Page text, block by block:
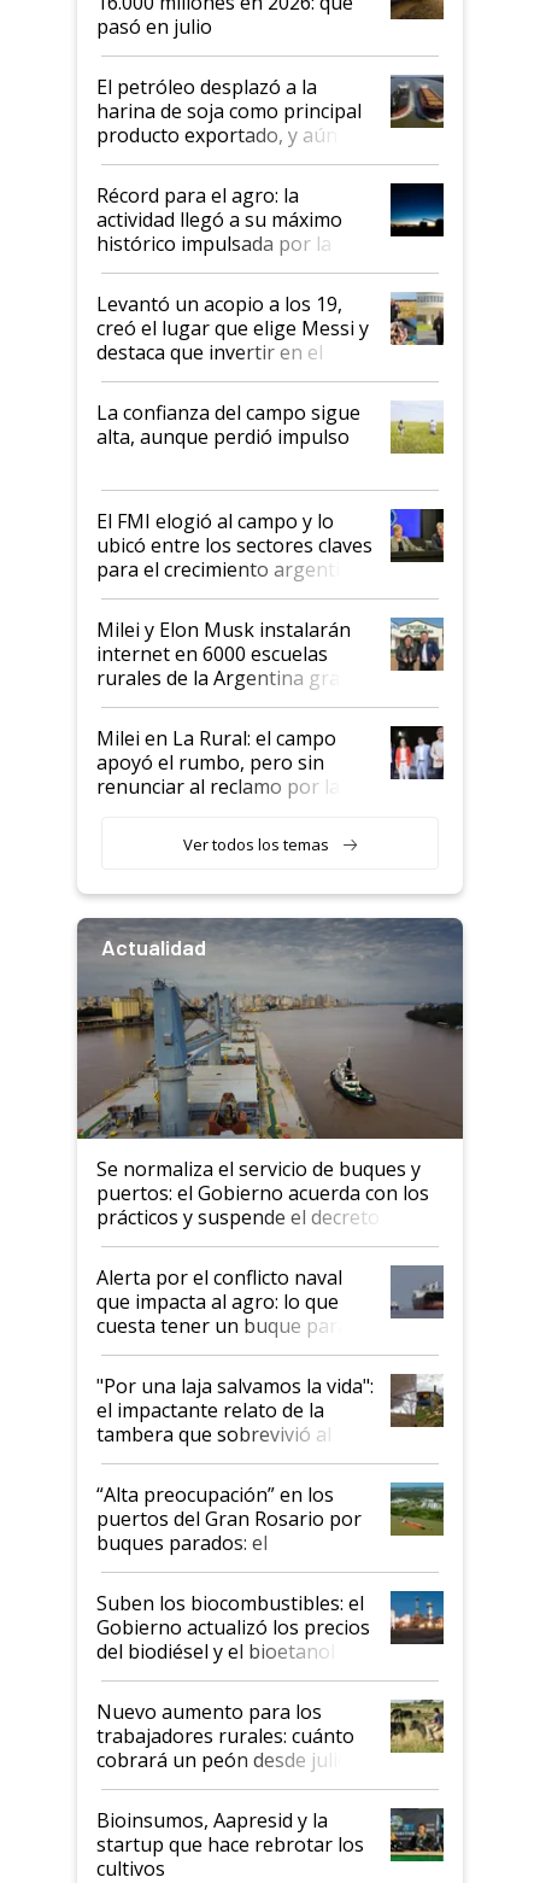
pasó en julio
El petróleo desplazó a la
harina de soja como principal
producto exportado, y aún así
el agro aportó casi seis de cada
diez dólares y sostuvo el
liderazgo en un semestre
récord
Récord para el agro: la
actividad llegó a su máximo
histórico impulsada por la
cosecha y las exportaciones
Levantó un acopio a los 19,
creó el lugar que elige Messi y
destaca que invertir en el
kirchnerismo era como "darle
plata a un hijo para droga":
Juan Félix Rossetti, el libertario
que de una dura crisis salió
de Milei
La confianza del campo sigue
alta, aunque perdió impulso
El FMI elogió al campo y lo
ubicó entre los sectores claves
para el crecimiento argentino
Milei y Elon Musk instalarán
internet en 6000 escuelas
rurales de la Argentina gracias
a un acuerdo con Starlink
Milei en La Rural: el campo
apoyó el rumbo, pero sin
renunciar al reclamo por las
Ver todos los temas
Actualidad
Se normaliza el servicio de buques y
puertos: el Gobierno acuerda con los
prácticos y suspende el decreto de
desregulación
Alerta por el conflicto naval
que impacta al agro: lo que
cuesta tener un buque parado
y el peligro de que Argentina
pase a ser "país sucio"
"Por una laja salvamos la vida":
el impactante relato de la
tambera que sobrevivió al
tornado
“Alta preocupación” en los
puertos del Gran Rosario por
buques parados: el
funcionamiento de las
exportadoras en tensión tras
la medida de fuerza de los
prácticos
Suben los biocombustibles: el
Gobierno actualizó los precios
del biodiésel y el bioetanol
Nuevo aumento para los
trabajadores rurales: cuánto
cobrará un peón desde julio
Bioinsumos, Aapresid y la
startup que hace rebrotar los
cultivos